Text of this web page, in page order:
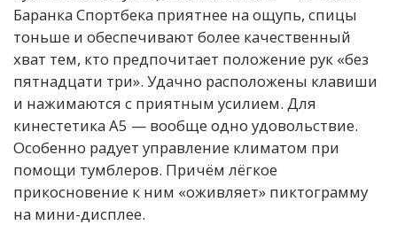
Баранка Спортбека приятнее на ощупь, спицы
тоньше и обеспечивают более качественный
хват тем, кто предпочитает положение рук «без
пятнадцати три». Удачно расположены клавиши
и нажимаются с приятным усилием. Для
кинестетика A5 — вообще одно удовольствие.
Особенно радует управление климатом при
помощи тумблеров. Причём лёгкое
прикосновение к ним «оживляет» пиктограмму
на мини-дисплее.